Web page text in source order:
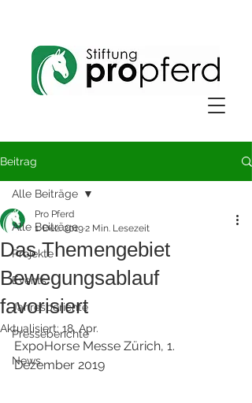
Beitrag
Alle Beiträge
Projekte
Events
Jahresberichte
Presseberichte
News
Alle Beiträge
Das Themengebiet
Bewegungsablauf
favorisiert
Pro Pferd
1. Dez. 20192 Min. Lesezeit
Aktualisiert: 18. Apr.
ExpoHorse Messe Zürich, 1.
Dezember 2019